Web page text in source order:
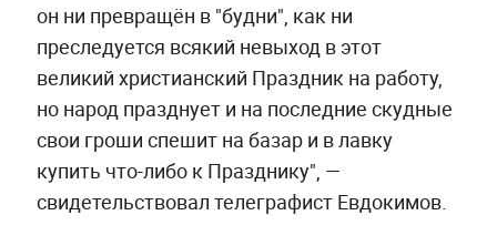
он ни превращён в "будни", как ни
преследуется всякий невыход в этот
великий христианский Праздник на работу,
но народ празднует и на последние скудные
свои гроши спешит на базар и в лавку
купить что-либо к Празднику", —
свидетельствовал телеграфист Евдокимов.